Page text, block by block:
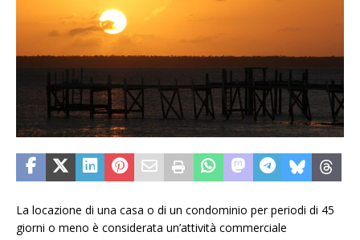
La locazione di una casa o di un condominio per periodi di 45
giorni o meno è considerata un’attività commerciale